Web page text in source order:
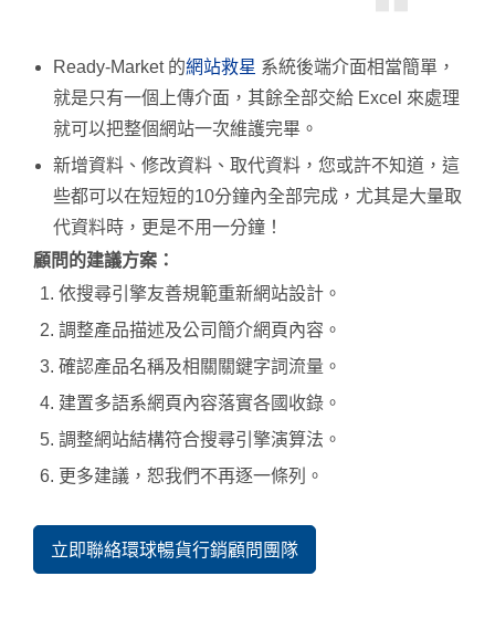
Ready-Market 的網站救星 系統後端介面相當簡單，
就是只有一個上傳介面，其餘全部交給 Excel 來處理
就可以把整個網站一次維護完畢。
新增資料、修改資料、取代資料，您或許不知道，這
些都可以在短短的10分鐘內全部完成，尤其是大量取
代資料時，更是不用一分鐘！
顧問的建議方案：
依搜尋引擎友善規範重新網站設計。
調整產品描述及公司簡介網頁內容。
確認產品名稱及相關關鍵字詞流量。
建置多語系網頁內容落實各國收錄。
調整網站結構符合搜尋引擎演算法。
更多建議，恕我們不再逐一條列。
立即聯絡環球暢貨行銷顧問團隊